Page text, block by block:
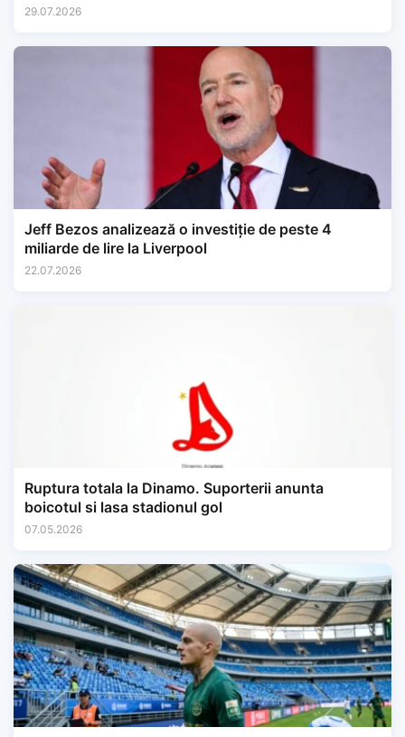
29.07.2026
Jeff Bezos analizează o investiție de peste 4
miliarde de lire la Liverpool
22.07.2026
Ruptura totala la Dinamo. Suporterii anunta
boicotul si lasa stadionul gol
07.05.2026